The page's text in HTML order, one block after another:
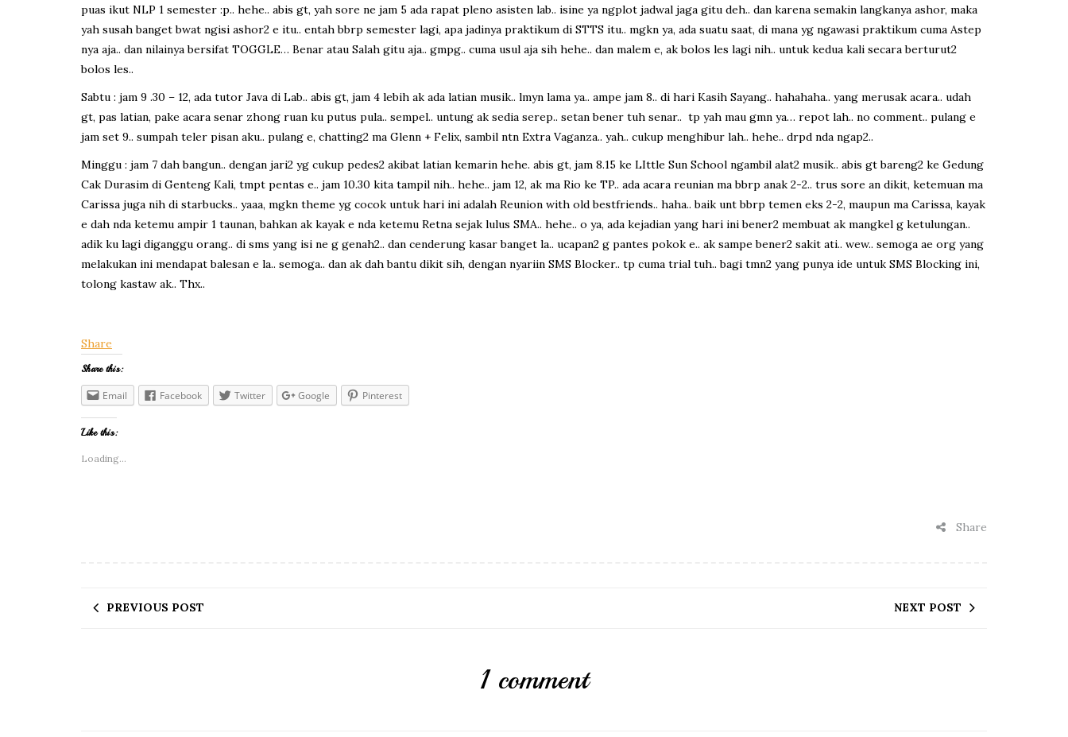
puas ikut NLP 1 semester :p.. hehe.. abis gt, yah sore ne jam 5 ada rapat pleno asisten lab.. isine ya ngplot jadwal jaga gitu deh.. dan karena semakin langkanya ashor, maka
yah susah banget bwat ngisi ashor2 e itu.. entah bbrp semester lagi, apa jadinya praktikum di STTS itu.. mgkn ya, ada suatu saat, di mana yg ngawasi praktikum cuma Astep
nya aja.. dan nilainya bersifat TOGGLE… Benar atau Salah gitu aja.. gmpg.. cuma usul aja sih hehe.. dan malem e, ak bolos les lagi nih.. untuk kedua kali secara berturut2
bolos les..
Sabtu : jam 9 .30 – 12, ada tutor Java di Lab.. abis gt, jam 4 lebih ak ada latian musik.. lmyn lama ya.. ampe jam 8.. di hari Kasih Sayang.. hahahaha.. yang merusak acara.. udah
gt, pas latian, pake acara senar zhong ruan ku putus pula.. sempel.. untung ak sedia serep.. setan bener tuh senar.. tp yah mau gmn ya… repot lah.. no comment.. pulang e
jam set 9.. sumpah teler pisan aku.. pulang e, chatting2 ma Glenn + Felix, sambil ntn Extra Vaganza.. yah.. cukup menghibur lah.. hehe.. drpd nda ngap2..
Minggu : jam 7 dah bangun.. dengan jari2 yg cukup pedes2 akibat latian kemarin hehe. abis gt, jam 8.15 ke LIttle Sun School ngambil alat2 musik.. abis gt bareng2 ke Gedung
Cak Durasim di Genteng Kali, tmpt pentas e.. jam 10.30 kita tampil nih.. hehe.. jam 12, ak ma Rio ke TP.. ada acara reunian ma bbrp anak 2-2.. trus sore an dikit, ketemuan ma
Carissa juga nih di starbucks.. yaaa, mgkn theme yg cocok untuk hari ini adalah Reunion with old bestfriends.. haha.. baik unt bbrp temen eks 2-2, maupun ma Carissa, kayak
e dah nda ketemu ampir 1 taunan, bahkan ak kayak e nda ketemu Retna sejak lulus SMA.. hehe.. o ya, ada kejadian yang hari ini bener2 membuat ak mangkel g ketulungan..
adik ku lagi diganggu orang.. di sms yang isi ne g genah2.. dan cenderung kasar banget la.. ucapan2 g pantes pokok e.. ak sampe bener2 sakit ati.. wew.. semoga ae org yang
melakukan ini mendapat balesan e la.. semoga.. dan ak dah bantu dikit sih, dengan nyariin SMS Blocker.. tp cuma trial tuh.. bagi tmn2 yang punya ide untuk SMS Blocking ini,
tolong kastaw ak.. Thx..
Share
Share this:
Email Facebook Twitter Google Pinterest
Like this:
Loading...
Share
PREVIOUS POST NEXT POST
1 comment